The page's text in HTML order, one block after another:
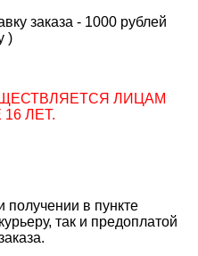
заказа - 1000 рублей
)
ЛИЦАМ
ЛЕТ.
получении в пункте
так и предоплатой